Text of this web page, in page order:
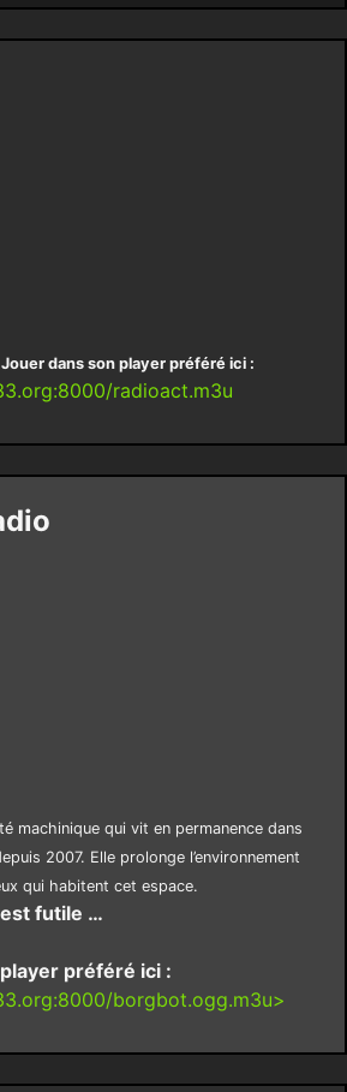
Jouer dans son player préféré ici :
radioact.m3u
machinique qui vit en permanence dans
2007. Elle prolonge l’environnement
qui habitent cet espace.
futile …
préféré ici :
borgbot.ogg.m3u>